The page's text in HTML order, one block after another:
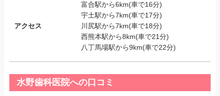
アクセス
富合駅から6km(車で16分)
宇土駅から7km(車で17分)
川尻駅から7km(車で18分)
西熊本駅から8km(車で21分)
八丁馬場駅から9km(車で22分)
水野歯科医院への口コミ